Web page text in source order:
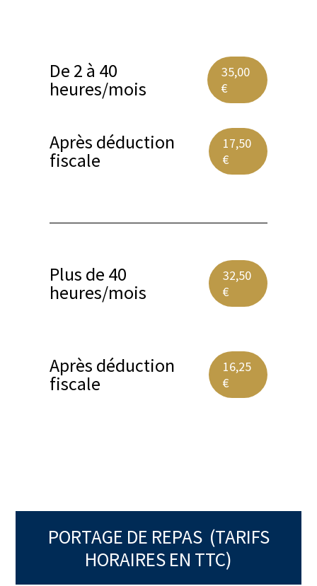
De 2 à 40
heures/mois
35,00
€
Après déduction
fiscale
17,50
€
Plus de 40
heures/mois
32,50
€
Après déduction
fiscale
16,25
€
PORTAGE DE REPAS (TARIFS
HORAIRES EN TTC)